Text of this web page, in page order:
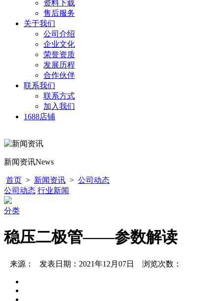
资料下载
售后服务
关于我们
公司介绍
企业文化
荣誉资质
发展历程
合作伙伴
联系我们
联系方式
加入我们
1688店铺
新闻资讯News
首页 > 新闻资讯 > 公司动态
公司动态 行业新闻
分类
稳压二极管——参数解读
来源： 发表日期：2021年12月07日 浏览次数：